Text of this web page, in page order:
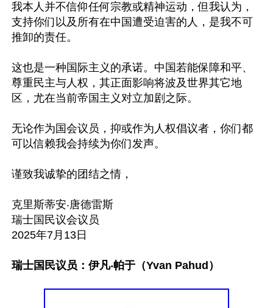
我本人并不信仰任何宗教或精神运动，但我认为，
支持你们以及所有在中国遭受迫害的人，是我不可
推卸的责任。
这也是一种国际主义的承诺。中国若能保障和平、
尊重民主与人权，其正面影响将波及世界其它地
区，尤在当前帝国主义对立加剧之际。
无论作为国会议员，抑或作为人权倡议者，你们都
可以信赖我会持续为你们发声。
谨致我诚挚的团结之情，
克里斯蒂安‧唐德雷斯
瑞士国民议会议员
2025年7月13日
瑞士国民议员：伊凡‧帕于（Yvan Pahud）